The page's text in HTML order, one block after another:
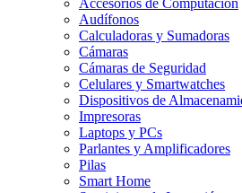
Accesorios de Computación
Audífonos
Calculadoras y Sumadoras
Cámaras
Cámaras de Seguridad
Celulares y Smartwatches
Dispositivos de
Impresoras
Laptops y PCs
Parlantes y Amplificadores
Pilas
Smart Home